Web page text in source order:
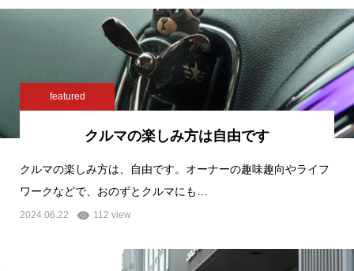
featured
クルマの楽しみ方は自由です
クルマの楽しみ方は、自由です。オーナーの趣味趣向やライフ
ワークなどで、おのずとクルマにも…
2024.06.22 112 view